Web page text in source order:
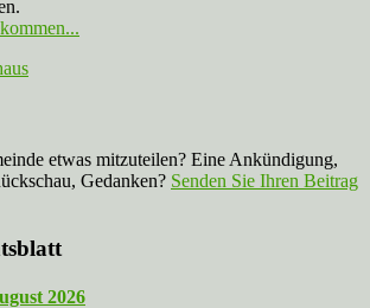
etwas mitzuteilen? Eine Ankündigung,
Gedanken? Senden Sie Ihren Beitrag
2026